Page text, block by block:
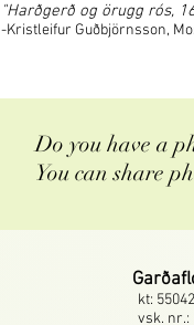
"Harðgerð og örugg rós,
-Kristleifur Guðbjörnsson,
Do you have a
You can share
kt:
vsk. nr.: